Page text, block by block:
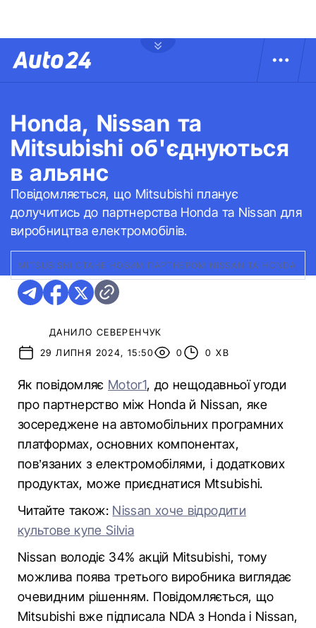
Honda, Nissan та
Mitsubishi об'єднуються
в альянс
Повідомляється, що Mitsubishi планує
долучитись до партнерства Honda та Nissan для
виробництва електромобілів.
MITSUBISHI СТАНЕ НОВИМ ПАРТНЕРОМ NISSAN ТА HONDA
ДАНИЛО СЕВЕРЕНЧУК
29 ЛИПНЯ 2024, 15:50
0 0 ХВ
Як повідомляє Motor1, до нещодавньої угоди
про партнерство між Honda й Nissan, яке
зосереджене на автомобільних програмних
платформах, основних компонентах,
пов’язаних з електромобілями, і додаткових
продуктах, може приєднатися Mtsubishi.
Читайте також: Nissan хоче відродити
культове купе Silvia
Nissan володіє 34% акцій Mitsubishi, тому
можлива поява третього виробника виглядає
очевидним рішенням. Повідомляється, що
Mitsubishi вже підписала NDA з Honda і Nissan,